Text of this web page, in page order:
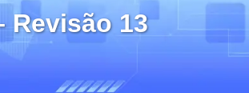
Revisão 13